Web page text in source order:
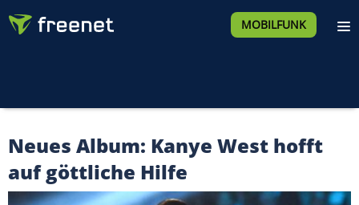
MOBILFUNK
Neues Album: Kanye West hofft
auf göttliche Hilfe